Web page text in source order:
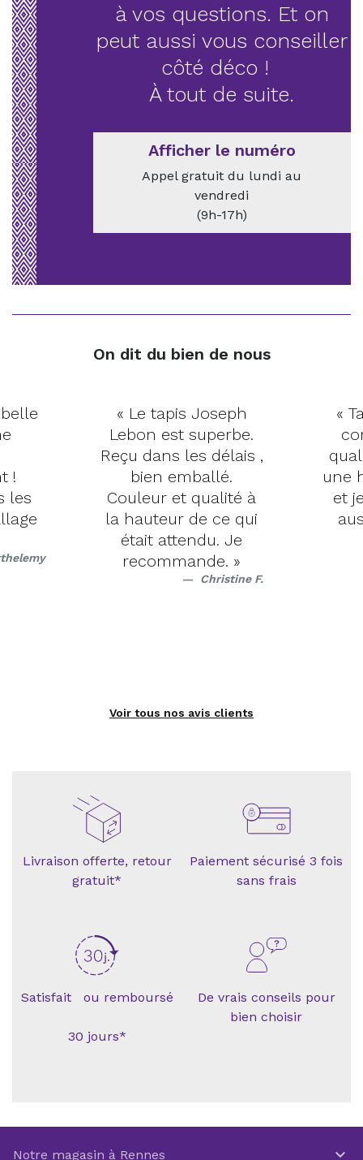
à vos questions. Et on
peut aussi vous conseiller
côté déco !
À tout de suite.
Afficher le numéro
Appel gratuit du lundi au
vendredi
(9h-17h)
On dit du bien de nous
!
les
« Le tapis Joseph
Lebon est superbe.
Reçu dans les délais ,
bien emballé.
Couleur et qualité à
la hauteur de ce qui
était attendu. Je
recommande. »
Christine F.
«
une
et
Voir tous nos avis clients
Livraison offerte, retour
gratuit*
Paiement sécurisé 3 fois
sans frais
Satisfait ou remboursé
30 jours*
De vrais conseils pour
bien choisir
Notre magasin à Rennes 